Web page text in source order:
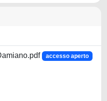
accesso aperto